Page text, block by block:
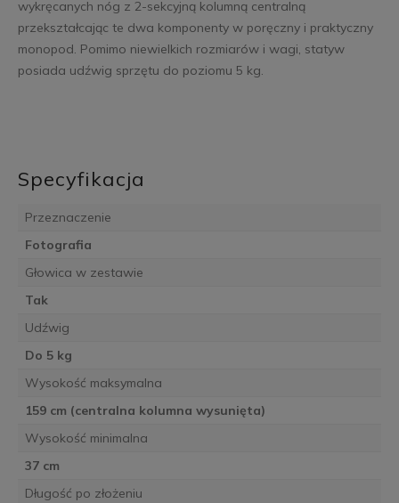
wykręcanych nóg z 2-sekcyjną kolumną centralną
przekształcając te dwa komponenty w poręczny i praktyczny
monopod. Pomimo niewielkich rozmiarów i wagi, statyw
posiada udźwig sprzętu do poziomu 5 kg.
Specyfikacja
Przeznaczenie
Fotografia
Głowica w zestawie
Tak
Udźwig
Do 5 kg
Wysokość maksymalna
159 cm (centralna kolumna wysunięta)
Wysokość minimalna
37 cm
Długość po złożeniu